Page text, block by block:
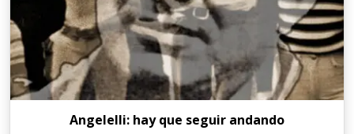
Angelelli: hay que seguir andando